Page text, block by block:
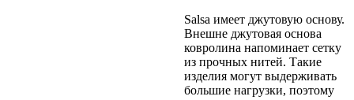
Salsa имеет джутовую основу.
Внешне джутовая основа
ковролина напоминает сетку
из прочных нитей. Такие
изделия могут выдерживать
большие нагрузки, поэтому